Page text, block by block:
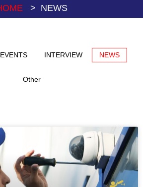
> NEWS
EVENTS INTERVIEW NEWS
Other